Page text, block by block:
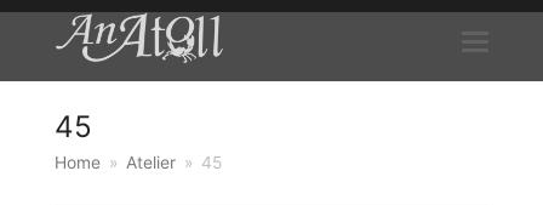
45
Home » Atelier » 45